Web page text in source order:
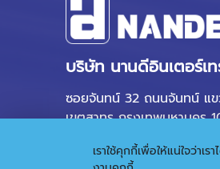
บริษัท นานดีอินเตอร์เ
ซอยจันทน์ 32 ถนนจันทน์ แ
เขตสาทร กรุงเทพมหานคร
เราใช้คุกกี้เพื่อให้แน่ใจว่า